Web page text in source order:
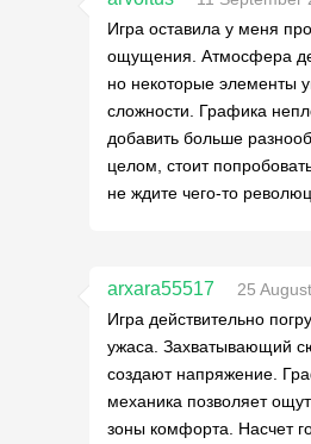
Игра оставила у меня
ощущения. Атмосфера
но некоторые элементы
сложности. Графика
добавить больше
целом, стоит
не ждите чего-то
arxara55517
25
Игра действительно
ужаса. Захватывающий
создают напряжение.
механика позволяет
зоны комфорта. Насчет